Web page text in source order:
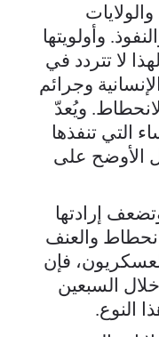
وأولويتها
لا تتردد في
وجرائم
ويُعدّ
التي تنفذها
الأوضح على
إرادتها
والعنف
فإن
السبعين
النوع.